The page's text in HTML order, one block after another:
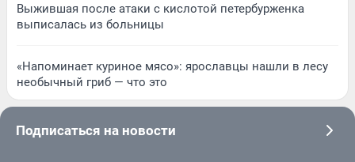
Выжившая после атаки с кислотой петербурженка
выписалась из больницы
«Напоминает куриное мясо»: ярославцы нашли в лесу
необычный гриб — что это
Подписаться на новости